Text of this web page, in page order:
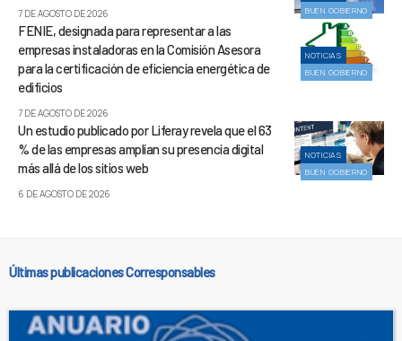
BUEN GOBIERNO
7 DE AGOSTO DE 2026
NOTICIAS
BUEN GOBIERNO
FENIE, designada para representar a las
empresas instaladoras en la Comisión Asesora
para la certificación de eficiencia energética de
edificios
7 DE AGOSTO DE 2026
NOTICIAS
BUEN GOBIERNO
Un estudio publicado por Liferay revela que el 63
% de las empresas amplían su presencia digital
más allá de los sitios web
6 DE AGOSTO DE 2026
Últimas publicaciones Corresponsables